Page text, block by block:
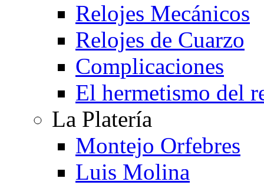
Relojes Mecánicos
Relojes de Cuarzo
Complicaciones
El hermetismo del
La Platería
Montejo Orfebres
Luis Molina